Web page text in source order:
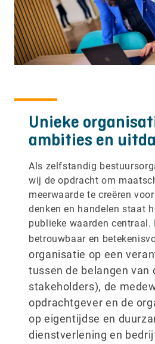
Unieke
ambities en
Als zelfstandig
wij de opdracht om
meerwaarde te creëren
denken en handelen staat
publieke waarden
betrouwbaar en
organisatie op een
tussen de belangen van
stakeholders), de
opdrachtgever en de
op eigentijdse en
dienstverlening en